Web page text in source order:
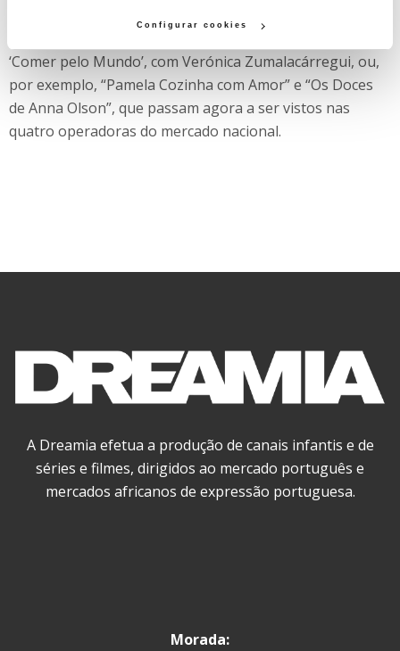
Configurar cookies
‘Comer pelo Mundo’, com Verónica Zumalacárregui, ou,
por exemplo, “Pamela Cozinha com Amor” e “Os Doces
de Anna Olson”, que passam agora a ser vistos nas
quatro operadoras do mercado nacional.
A Dreamia efetua a produção de canais infantis e de
séries e filmes, dirigidos ao mercado português e
mercados africanos de expressão portuguesa.
Morada: